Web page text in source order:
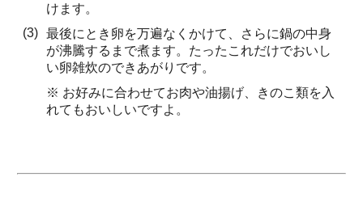
けます。
(3)
最後にとき卵を万遍なくかけて、さらに鍋の中身
が沸騰するまで煮ます。たったこれだけでおいし
い卵雑炊のできあがりです。
※ お好みに合わせてお肉や油揚げ、きのこ類を入
れてもおいしいですよ。